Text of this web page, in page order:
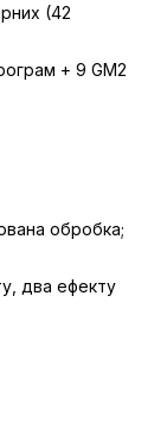
(42
+ 9 GM2
обробка;
два ефекту